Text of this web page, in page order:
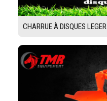
CHARRUE À DISQUES LEGER